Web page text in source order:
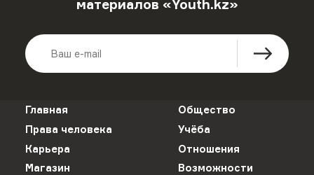
материалов «Youth.kz»
Главная
Общество
Права человека
Учёба
Карьера
Отношения
Магазин
Возможности